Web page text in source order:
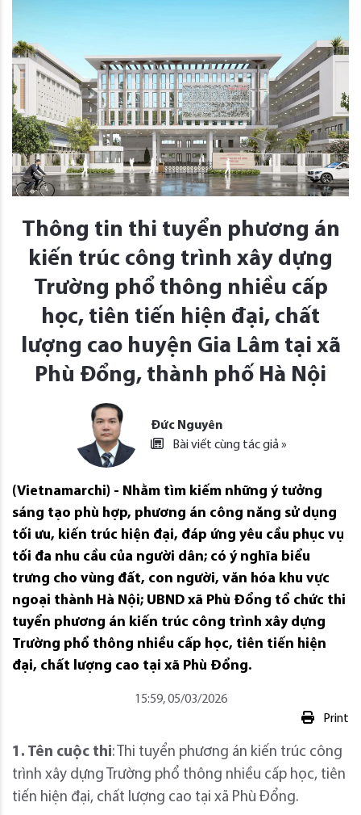
Thông tin thi tuyển phương án
kiến trúc công trình xây dựng
Trường phổ thông nhiều cấp
học, tiên tiến hiện đại, chất
lượng cao huyện Gia Lâm tại xã
Phù Đổng, thành phố Hà Nội
Đức Nguyên
Bài viết cùng tác giả »
(Vietnamarchi) - Nhằm tìm kiếm những ý tưởng
sáng tạo phù hợp, phương án công năng sử dụng
tối ưu, kiến trúc hiện đại, đáp ứng yêu cầu phục vụ
tối đa nhu cầu của người dân; có ý nghĩa biểu
trưng cho vùng đất, con người, văn hóa khu vực
ngoại thành Hà Nội; UBND xã Phù Đổng tổ chức thi
tuyển phương án kiến trúc công trình xây dựng
Trường phổ thông nhiều cấp học, tiên tiến hiện
đại, chất lượng cao tại xã Phù Đổng.
15:59, 05/03/2026
Print
1. Tên cuộc thi: Thi tuyển phương án kiến trúc công
trình xây dựng Trường phổ thông nhiều cấp học, tiên
tiến hiện đại, chất lượng cao tại xã Phù Đổng.